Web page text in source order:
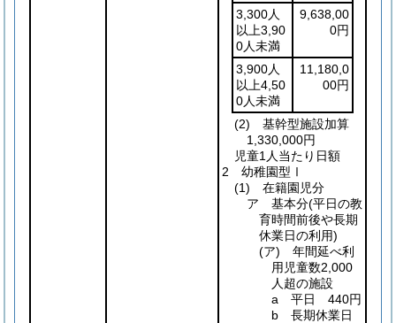
3,300人
以上3,90
0人未満
9,638,00
0円
3,900人
以上4,50
0人未満
11,180,0
00円
(2) 基幹型施設加算
1,330,000円
児童1人当たり日額
2 幼稚園型Ⅰ
(1) 在籍園児分
ア 基本分(平日の教
育時間前後や長期
休業日の利用)
(ア) 年間延べ利
用児童数2,000
人超の施設
a 平日 440円
b 長期休業日